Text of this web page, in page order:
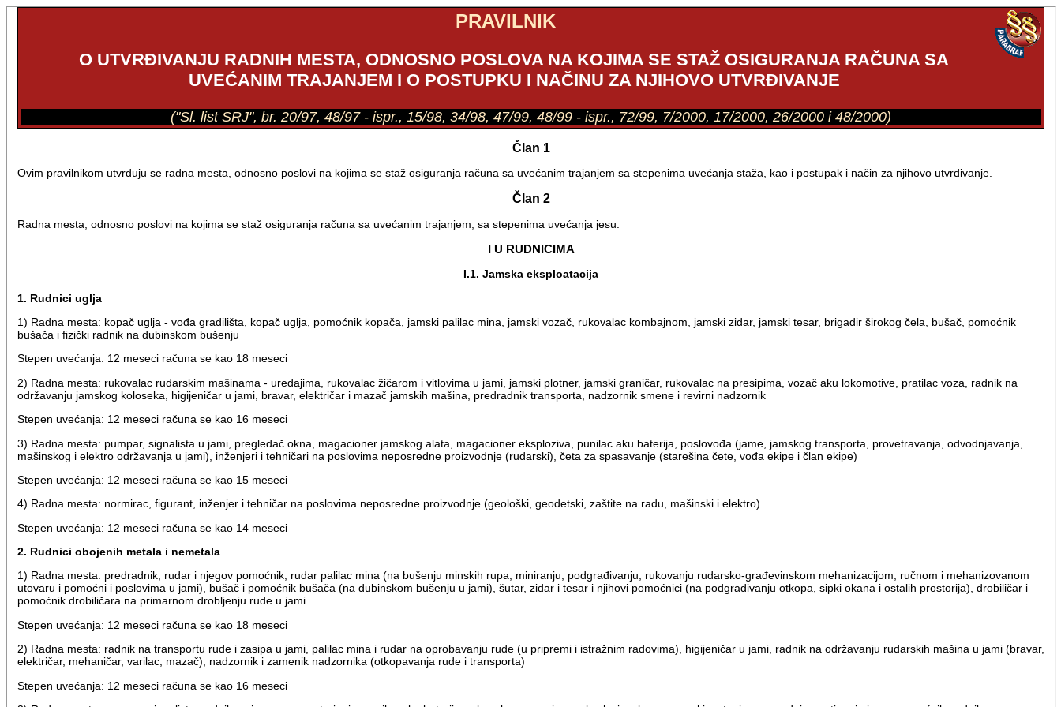
PRAVILNIK
O UTVRĐIVANJU RADNIH MESTA, ODNOSNO POSLOVA NA KOJIMA SE STAŽ OSIGURANJA RAČUNA SA
UVEĆANIM TRAJANJEM I O POSTUPKU I NAČINU ZA NJIHOVO UTVRĐIVANJE
("Sl. list SRJ", br. 20/97, 48/97 - ispr., 15/98, 34/98, 47/99, 48/99 - ispr., 72/99, 7/2000, 17/2000, 26/2000 i 48/2000)
Član 1
Ovim pravilnikom utvrđuju se radna mesta, odnosno poslovi na kojima se staž osiguranja računa sa uvećanim trajanjem sa stepenima uvećanja staža, kao i postupak i način za njihovo utvrđivanje.
Član 2
Radna mesta, odnosno poslovi na kojima se staž osiguranja računa sa uvećanim trajanjem, sa stepenima uvećanja jesu:
I U RUDNICIMA
I.1. Jamska eksploatacija
1. Rudnici uglja
1) Radna mesta: kopač uglja - vođa gradilišta, kopač uglja, pomoćnik kopača, jamski palilac mina, jamski vozač, rukovalac kombajnom, jamski zidar, jamski tesar, brigadir širokog čela, bušač, pomoćnik
bušača i fizički radnik na dubinskom bušenju
Stepen uvećanja: 12 meseci računa se kao 18 meseci
2) Radna mesta: rukovalac rudarskim mašinama - uređajima, rukovalac žičarom i vitlovima u jami, jamski plotner, jamski graničar, rukovalac na presipima, vozač aku lokomotive, pratilac voza, radnik na
održavanju jamskog koloseka, higijeničar u jami, bravar, električar i mazač jamskih mašina, predradnik transporta, nadzornik smene i revirni nadzornik
Stepen uvećanja: 12 meseci računa se kao 16 meseci
3) Radna mesta: pumpar, signalista u jami, pregledač okna, magacioner jamskog alata, magacioner eksploziva, punilac aku baterija, poslovođa (jame, jamskog transporta, provetravanja, odvodnjavanja,
mašinskog i elektro održavanja u jami), inženjeri i tehničari na poslovima neposredne proizvodnje (rudarski), četa za spasavanje (starešina čete, vođa ekipe i član ekipe)
Stepen uvećanja: 12 meseci računa se kao 15 meseci
4) Radna mesta: normirac, figurant, inženjer i tehničar na poslovima neposredne proizvodnje (geološki, geodetski, zaštite na radu, mašinski i elektro)
Stepen uvećanja: 12 meseci računa se kao 14 meseci
2. Rudnici obojenih metala i nemetala
1) Radna mesta: predradnik, rudar i njegov pomoćnik, rudar palilac mina (na bušenju minskih rupa, miniranju, podgrađivanju, rukovanju rudarsko-građevinskom mehanizacijom, ručnom i mehanizovanom
utovaru i pomoćni i poslovima u jami), bušač i pomoćnik bušača (na dubinskom bušenju u jami), šutar, zidar i tesar i njihovi pomoćnici (na podgrađivanju otkopa, sipki okana i ostalih prostorija), drobiličar i
pomoćnik drobiličara na primarnom drobljenju rude u jami
Stepen uvećanja: 12 meseci računa se kao 18 meseci
2) Radna mesta: radnik na transportu rude i zasipa u jami, palilac mina i rudar na oprobavanju rude (u pripremi i istražnim radovima), higijeničar u jami, radnik na održavanju rudarskih mašina u jami (bravar,
električar, mehaničar, varilac, mazač), nadzornik i zamenik nadzornika (otkopavanja rude i transporta)
Stepen uvećanja: 12 meseci računa se kao 16 meseci